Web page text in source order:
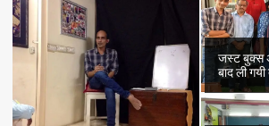
जस्ट बुक्स
बाद ली